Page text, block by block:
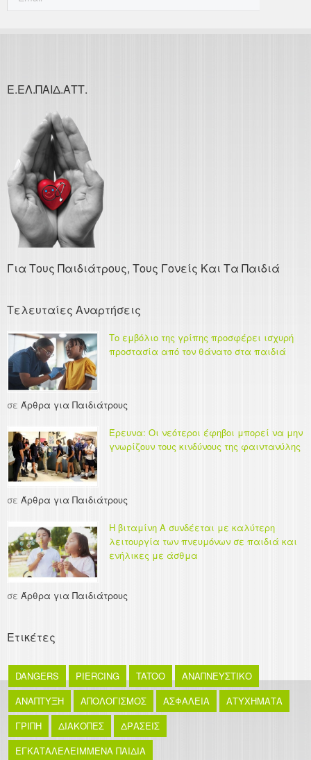
Ε.ΕΛ.ΠΑΙΔ.ΑΤΤ.
Για Τους Παιδιάτρους, Τους Γονείς Και Τα Παιδιά
Τελευταίες Αναρτήσεις
Το εμβόλιο της γρίπης προσφέρει ισχυρή
προστασία από τον θάνατο στα παιδιά
σε Άρθρα για Παιδιάτρους
Έρευνα: Οι νεότεροι έφηβοι μπορεί να μην
γνωρίζουν τους κινδύνους της φαιντανύλης
σε Άρθρα για Παιδιάτρους
Η βιταμίνη Α συνδέεται με καλύτερη
λειτουργία των πνευμόνων σε παιδιά και
ενήλικες με άσθμα
σε Άρθρα για Παιδιάτρους
Ετικέτες
DANGERS PIERCING TATOO
ΑΝΑΠΝΕΥΣΤΙΚΟ
ΑΝΑΠΤΥΞΗ
ΑΠΟΛΟΓΙΣΜΟΣ ΑΣΦΑΛΕΙΑ
ΑΤΥΧΗΜΑΤΑ
ΓΡΙΠΗ
ΔΙΑΚΟΠΕΣ
ΔΡΑΣΕΙΣ
ΕΓΚΑΤΑΛΕΛΕΙΜΜΕΝΑ ΠΑΙΔΙΑ